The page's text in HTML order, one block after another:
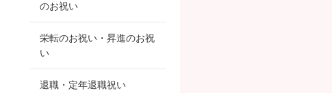
のお祝い
栄転のお祝い・昇進のお祝
い
退職・定年退職祝い